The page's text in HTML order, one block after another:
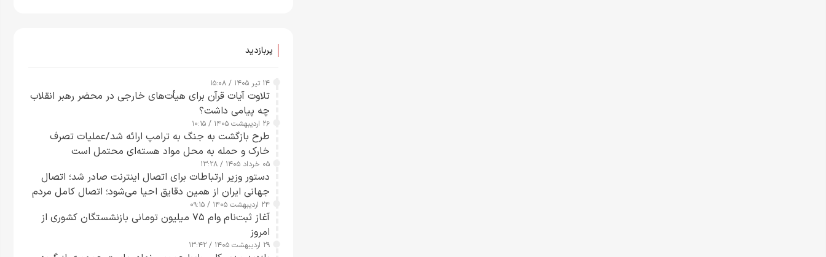
پربازدید
۱۴ تیر ۱۴۰۵ / ۱۵:۰۸
تلاوت آیات قرآن برای هیأت‌های خارجی در محضر رهبر انقلاب
چه پیامی داشت؟
۲۶ اردیبهشت ۱۴۰۵ / ۱۰:۱۵
طرح‌ بازگشت به جنگ به ترامپ ارائه شد/عملیات تصرف
خارک و حمله به محل مواد هسته‌ای محتمل است
۰۵ خرداد ۱۴۰۵ / ۱۳:۲۸
دستور وزیر ارتباطات برای اتصال اینترنت صادر شد؛ اتصال
جهانی ایران از همین دقایق احیا می‌شود؛ اتصال کامل مردم
تا ۲۴ ساعت آینده
۲۴ اردیبهشت ۱۴۰۵ / ۰۹:۱۵
آغاز ثبت‌نام وام ۷۵ میلیون تومانی بازنشستگان کشوری از
امروز
۲۹ اردیبهشت ۱۴۰۵ / ۱۳:۴۲